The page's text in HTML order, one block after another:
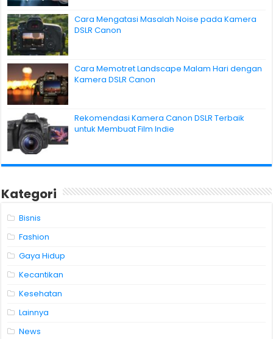
Cara Mengatasi Masalah Noise pada Kamera
DSLR Canon
Cara Memotret Landscape Malam Hari dengan
Kamera DSLR Canon
Rekomendasi Kamera Canon DSLR Terbaik
untuk Membuat Film Indie
Kategori
Bisnis
Fashion
Gaya Hidup
Kecantikan
Kesehatan
Lainnya
News